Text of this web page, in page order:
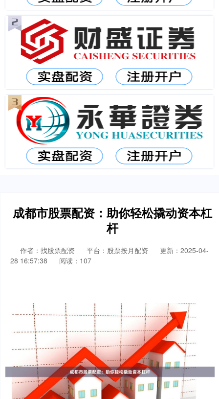
成都市股票配资：助你轻松撬动资本杠
杆
作者：找股票配资 平台：股票按月配资
更新：2025-04-
28 16:57:38
阅读：107